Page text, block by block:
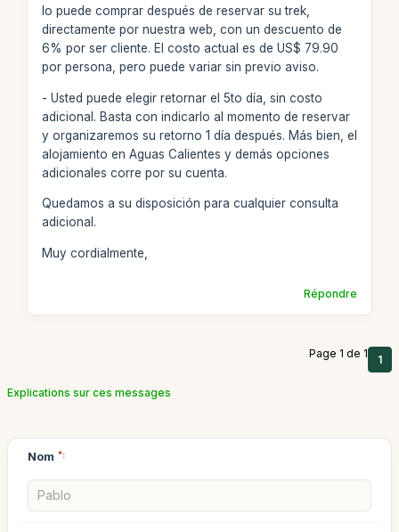
lo puede comprar después de reservar su trek,
directamente por nuestra web, con un descuento de
6% por ser cliente. El costo actual es de US$ 79.90
por persona, pero puede variar sin previo aviso.
- Usted puede elegir retornar el 5to día, sin costo
adicional. Basta con indicarlo al momento de reservar
y organizaremos su retorno 1 día después. Más bien, el
alojamiento en Aguas Calientes y demás opciones
adicionales corre por su cuenta.
Quedamos a su disposición para cualquier consulta
adicional.
Muy cordialmente,
Répondre
Page 1 de 1 1
Explications sur ces messages
Nom *: